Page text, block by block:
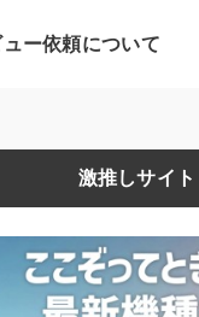
ー依頼について
激推しサイト